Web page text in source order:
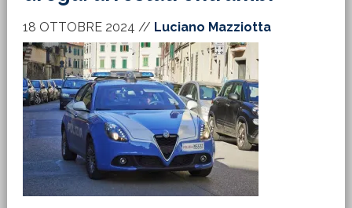
18 OTTOBRE 2024 // Luciano Mazziotta